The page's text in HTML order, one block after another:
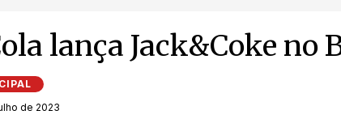
lança Jack&Coke no
de 2023